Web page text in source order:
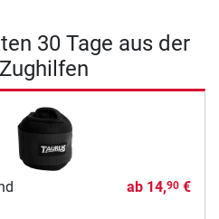
30 Tage aus der
ab 14,90€